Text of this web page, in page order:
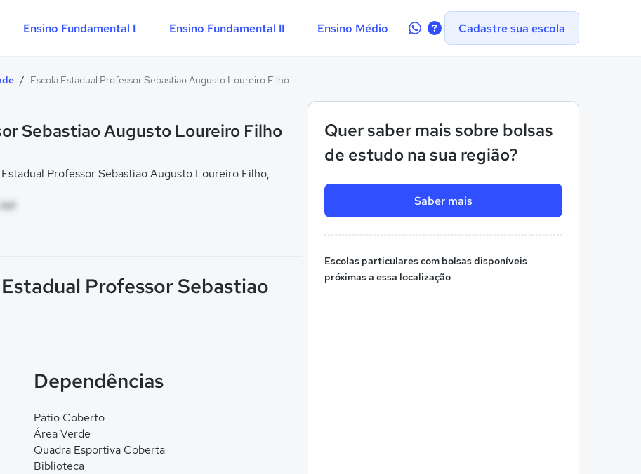
Ensino Fundamental I Ensino Fundamental II Ensino Médio
Contate-Cadastre sua escola
/ Escola Estadual Professor Sebastiao Augusto Loureiro Filho
Sebastiao Augusto Loureiro Filho
Professor Sebastiao Augusto Loureiro Filho,
Quer saber mais sobre bolsas
de estudo na sua região?
Saber mais
Escolas particulares com bolsas disponíveis
próximas a essa localização
Professor Sebastiao
Dependências
Pátio Coberto
Área Verde
Quadra Esportiva Coberta
Biblioteca